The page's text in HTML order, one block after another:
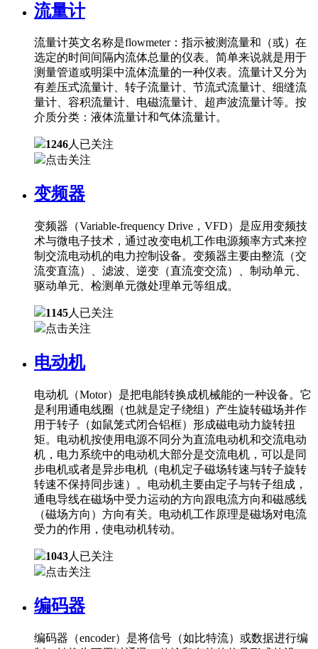
流量计
流量计英文名称是flowmeter：指示被测流量和（或）在
选定的时间间隔内流体总量的仪表。简单来说就是用于
测量管道或明渠中流体流量的一种仪表。流量计又分为
有差压式流量计、转子流量计、节流式流量计、细缝流
量计、容积流量计、电磁流量计、超声波流量计等。按
介质分类：液体流量计和气体流量计。
1246人已关注
点击关注
变频器
变频器（Variable-frequency Drive，VFD）是应用变频技
术与微电子技术，通过改变电机工作电源频率方式来控
制交流电动机的电力控制设备。变频器主要由整流（交
流变直流）、滤波、逆变（直流变交流）、制动单元、
驱动单元、检测单元微处理单元等组成。
1145人已关注
点击关注
电动机
电动机（Motor）是把电能转换成机械能的一种设备。它
是利用通电线圈（也就是定子绕组）产生旋转磁场并作
用于转子（如鼠笼式闭合铝框）形成磁电动力旋转扭
矩。电动机按使用电源不同分为直流电动机和交流电动
机，电力系统中的电动机大部分是交流电机，可以是同
步电机或者是异步电机（电机定子磁场转速与转子旋转
转速不保持同步速）。电动机主要由定子与转子组成，
通电导线在磁场中受力运动的方向跟电流方向和磁感线
（磁场方向）方向有关。电动机工作原理是磁场对电流
受力的作用，使电动机转动。
1043人已关注
点击关注
编码器
编码器（encoder）是将信号（如比特流）或数据进行编